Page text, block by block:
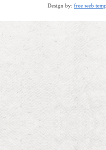
Design by: free web